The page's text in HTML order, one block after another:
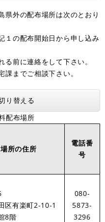
県外の配布場所は次のとおり
１の配布開始日から申し込み
前に連絡をして下さい。
までご相談下さい。
り替える
配布場所
所の住所
電話番
号
区有楽町2-10-1
8階
080-
5873-
3296